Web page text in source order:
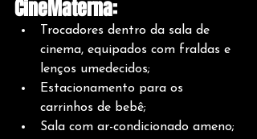
CineMaterna:
Trocadores dentro da sala de
cinema, equipados com fraldas e
lenços umedecidos;
Estacionamento para os
carrinhos de bebê;
Sala com ar-condicionado ameno;